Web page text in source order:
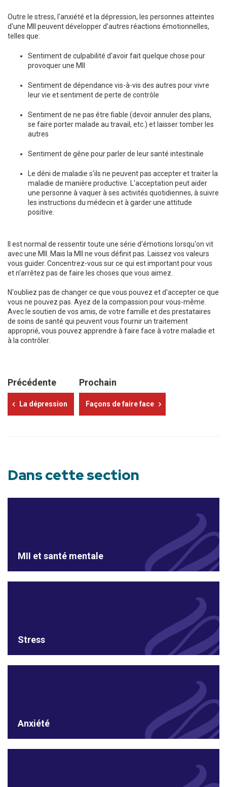
Outre le stress, l'anxiété et la dépression, les personnes atteintes
d'une MII peuvent développer d'autres réactions émotionnelles,
telles que:
Sentiment de culpabilité d'avoir fait quelque chose pour
provoquer une MII
Sentiment de dépendance vis-à-vis des autres pour vivre
leur vie et sentiment de perte de contrôle
Sentiment de ne pas être fiable (devoir annuler des plans,
se faire porter malade au travail, etc.) et laisser tomber les
autres
Sentiment de gêne pour parler de leur santé intestinale
Le déni de maladie s'ils ne peuvent pas accepter et traiter la
maladie de manière productive. L'acceptation peut aider
une personne à vaquer à ses activités quotidiennes, à suivre
les instructions du médecin et à garder une attitude
positive.
Il est normal de ressentir toute une série d'émotions lorsqu'on vit
avec une MII. Mais la MII ne vous définit pas. Laissez vos valeurs
vous guider. Concentrez-vous sur ce qui est important pour vous
et n'arrêtez pas de faire les choses que vous aimez.
N'oubliez pas de changer ce que vous pouvez et d'accepter ce que
vous ne pouvez pas. Ayez de la compassion pour vous-même.
Avec le soutien de vos amis, de votre famille et des prestataires
de soins de santé qui peuvent vous fournir un traitement
approprié, vous pouvez apprendre à faire face à votre maladie et
à la contrôler.
Précédente
La dépression
Prochain
Façons de faire face
Dans cette section
MII et santé mentale
Stress
Anxiété